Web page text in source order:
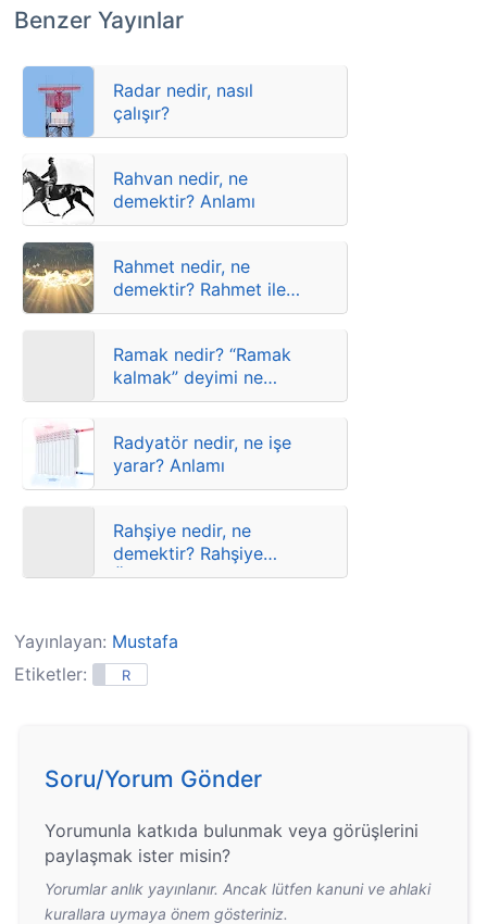
Benzer Yayınlar
Radar nedir, nasıl
çalışır?
Rahvan nedir, ne
demektir? Anlamı
Rahmet nedir, ne
demektir? Rahmet ile
ilgili atasözleri,
Ramak nedir? “Ramak
kalmak” deyimi ne
demektir? Anlamları
Radyatör nedir, ne işe
yarar? Anlamı
Rahşiye nedir, ne
demektir? Rahşiye
Örneği ve Anlamı
Yayınlayan: Mustafa
Etiketler:
R
Soru/Yorum Gönder
Yorumunla katkıda bulunmak veya görüşlerini
paylaşmak ister misin?
Yorumlar anlık yayınlanır. Ancak lütfen kanuni ve ahlaki
kurallara uymaya önem gösteriniz.